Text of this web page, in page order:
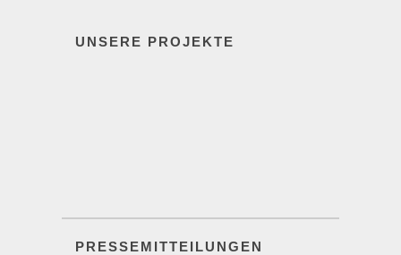
UNSERE PROJEKTE
PRESSEMITTEILUNGEN